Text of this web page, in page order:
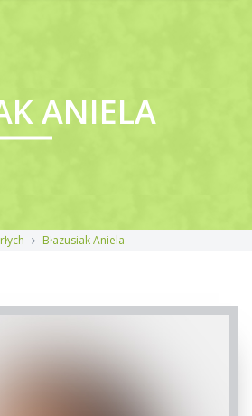
ANIELA
Błazusiak Aniela